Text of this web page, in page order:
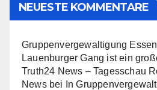
NEUESTE KOMMENTARE
Gruppenvergewaltigung
Lauenburger Gang ist ein
Truth24 News – Tagesschau
Newsbei
In